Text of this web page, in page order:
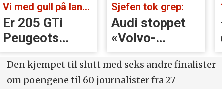
Vi med gull på landsbygda:
Er 205 GTi
Peugeots
beste
øyeblikk?
Sjefen tok grep:
Audi stoppet
«Volvo-
håndtak» rett
før lansering
Den kjempet til slutt med seks andre finalister
om poengene til 60 journalister fra 27